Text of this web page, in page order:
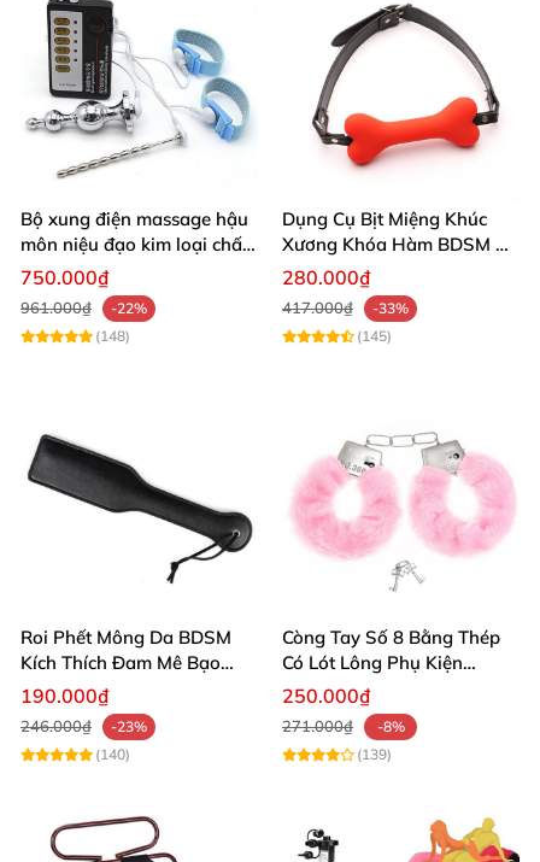
Bộ xung điện massage hậu
môn niệu đạo kim loại chất
lượng cao giá tốt
750.000₫
961.000₫
-22%
(148)
Dụng Cụ Bịt Miệng Khúc
Xương Khóa Hàm BDSM Đồ
Chơi Kích Thích
280.000₫
417.000₫
-33%
(145)
Roi Phết Mông Da BDSM
Kích Thích Đam Mê Bạo
Dâm Cao Cấp
190.000₫
246.000₫
-23%
(140)
Còng Tay Số 8 Bằng Thép
Có Lót Lông Phụ Kiện
BDSM Cao Cấp An Toàn Êm
250.000₫
271.000₫
-8%
(139)